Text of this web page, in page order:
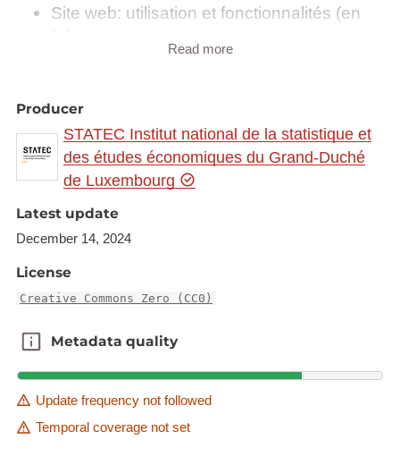
Site web: utilisation et fonctionnalités (en
Accès à internet (en %)
portables avec une connexion mobile à
l'internet (en %)
Usage des médias sociaux (en %)
Entreprises au Luxembourg et l'utilisation
Présence sur le web (en %) 2005 - 2009
Équipement des entreprises (en %) 2005 -
2012
Synchronisé automatiquement depuis la
Read more
Producer
STATEC Institut national de la statistique et
des études économiques du Grand-Duché
de Luxembourg
Latest update
December 14, 2024
License
Creative Commons Zero (CC0)
Metadata quality
Metadata quality
Update frequency not followed
Temporal coverage not set